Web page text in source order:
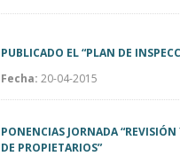
PUBLICADO EL “PLAN DE
Fecha: 20-04-2015
PONENCIAS JORNADA
DE PROPIETARIOS”